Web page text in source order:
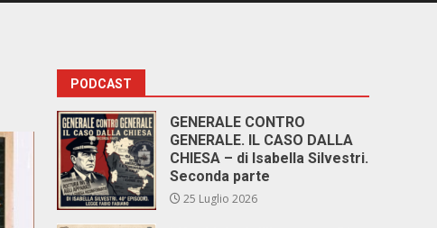
PODCAST
GENERALE CONTRO
GENERALE. IL CASO DALLA
CHIESA – di Isabella Silvestri.
Seconda parte
25 Luglio 2026